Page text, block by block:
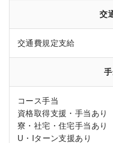
交
交通費規定支給
コース手当
資格取得支援・手当あり
寮・社宅・住宅手当あり
U・Iターン支援あり